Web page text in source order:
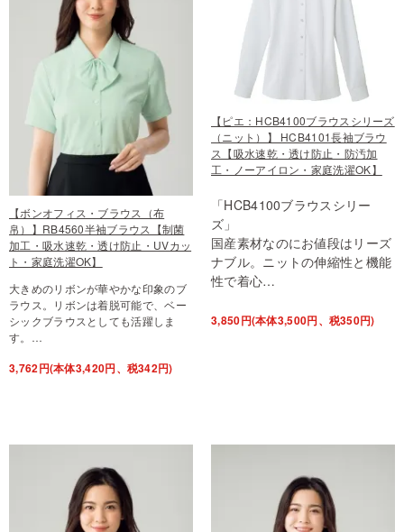
【ボンオフィス・ブラウス（布
帛）】RB4560半袖ブラウス【制菌
加工・吸水速乾・透け防止・UVカッ
ト・家庭洗濯OK】
大きめのリボンが華やかな印象のブ
ラウス。リボンは着脱可能で、ベー
シックブラウスとしても活躍しま
す。…
3,762円(本体3,420円、税342円)
【ピエ：HCB4100ブラウスシリーズ
（ニット）】 HCB4101長袖ブラウ
ス【吸水速乾・透け防止・防汚加
工・ノーアイロン・家庭洗濯OK】
「HCB4100ブラウスシリー
ズ」
国産素材なのにお値段はリーズ
ナブル。ニットの伸縮性と機能
性で着心…
3,850円(本体3,500円、税350円)